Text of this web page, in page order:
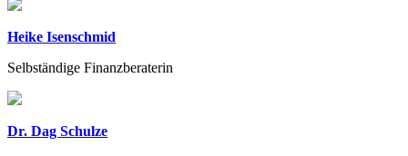
Heike Isenschmid
Selbständige Finanzberaterin
Dr. Dag Schulze